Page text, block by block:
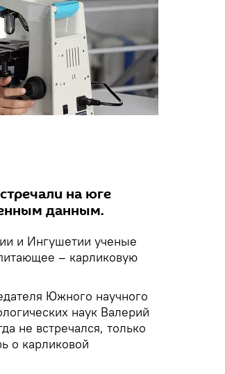
на юге
данным.
и Ингушетии ученые
– карликовую
Южного научного
наук Валерий
не встречался, только
о карликовой